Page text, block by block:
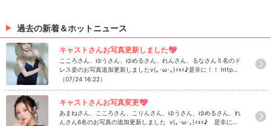
過去の新着＆ホットニュース
キャストさんお写真更新しました💖
こころさん、ゆうさん、ゆめるさん、れんさん、るなさん５名のド
レス姿のお写真追加更新しましたv(｡･ω･｡)ｨｪｨ♪是非に！！ http
s://www.caba2.net/gunma/takasaki/takasaki/takasaki_cute/ca
（07/24 16:22）
キャストさんお写真変更💖
あまねさん、こころさん、こりんさん、ゆうさん、ゆめるさん、れ
んさん6名のお写真の追加更新しました v(｡･ω･｡)ｨｪｨ♪ 是非にチ